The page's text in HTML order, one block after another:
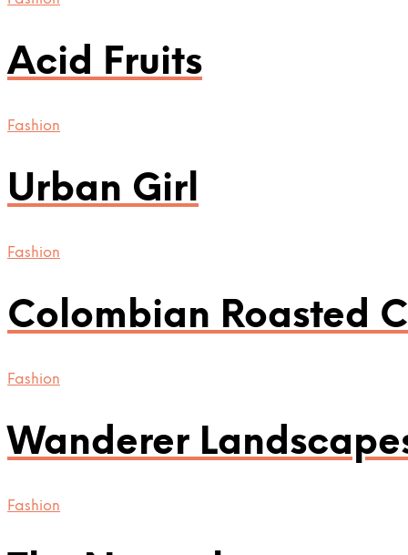
Acid Fruits
Fashion
Urban Girl
Fashion
Colombian Roasted
Fashion
Wanderer
Fashion